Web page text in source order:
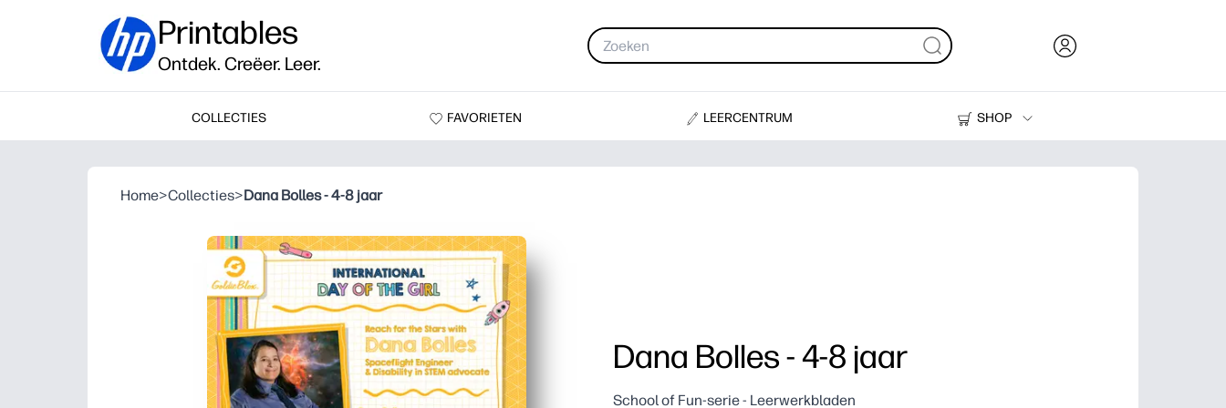
Printables
Ontdek. Creëer. Leer.
COLLECTIES FAVORIETEN LEERCENTRUM
SHOP
Printers
Home>Collecties>Dana Bolles - 4-8 jaar
Dana Bolles - 4-8 jaar
School of Fun-serie - Leerwerkbladen